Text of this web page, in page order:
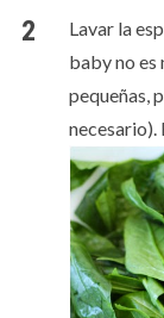
Lavar la
baby no es
pequeñas,
necesario).